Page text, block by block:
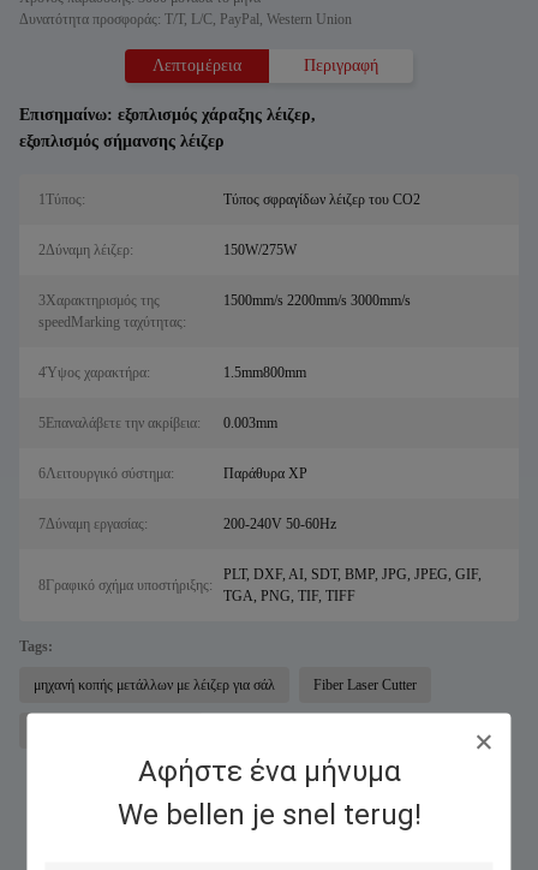
Αφήστε ένα μήνυμα
We bellen je snel terug!
Δυνατότητα προσφοράς: T/T, L/C, PayPal, Western Union
Λεπτομέρεια Περιγραφή
Επισημαίνω: εξοπλισμός χάραξης λέιζερ,
εξοπλισμός σήμανσης λέιζερ
1Τύπος: Τύπος σφραγίδων λέιζερ του CO2
2Δύναμη λέιζερ: 150W/275W
3Χαρακτηρισμός της
speedMarking ταχύτητας:
1500mm/s 2200mm/s 3000mm/s
4Ύψος χαρακτήρα: 1.5mm800mm
5Επαναλάβετε την ακρίβεια: 0.003mm
6Λειτουργικό σύστημα: Παράθυρα XP
7Δύναμη εργασίας: 200-240V 50-60Hz
8Γραφικό σχήμα υποστήριξης:
PLT, DXF, AI, SDT, BMP, JPG, JPEG, GIF,
TGA, PNG, TIF, TIFF
Tags:
μηχανή κοπής μετάλλων με λέιζερ για σάλ Fiber Laser Cutter
Παρόμοια Προϊόντα